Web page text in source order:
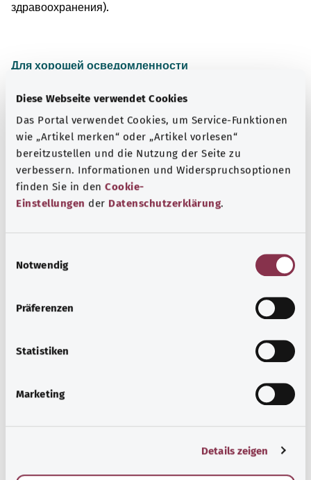
Diese Webseite verwendet Cookies
Das Portal verwendet Cookies, um Service-Funktionen
wie „Artikel merken“ oder „Artikel vorlesen“
bereitzustellen und die Nutzung der Seite zu
verbessern. Informationen und Widerspruchsoptionen
finden Sie in den Cookie-
Einstellungen der Datenschutzerklärung.
Notwendig
Präferenzen
Statistiken
Marketing
Details zeigen
здравоохранения).
Для хорошей осведомленности
Другие статьи
возрастом. Как правило, суставы теряют подвижность
и болят. Один из важнейших видов терапии при
активность.